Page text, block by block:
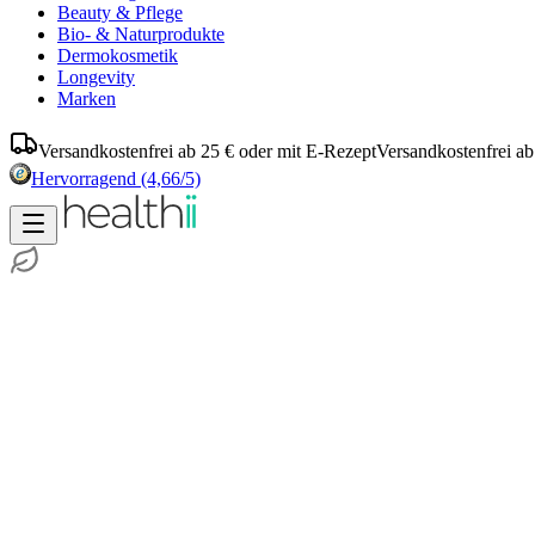
Beauty & Pflege
Bio- & Naturprodukte
Dermokosmetik
Longevity
Marken
Versandkostenfrei ab 25 € oder mit E-RezeptVersandkostenfrei
Hervorragend (4,66/5)